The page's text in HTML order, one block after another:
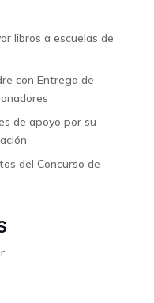
libros a escuelas de
con Entrega de
de apoyo por su
del Concurso de